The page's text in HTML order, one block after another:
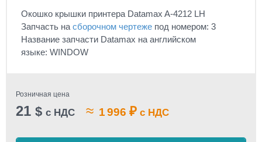
Окошко крышки принтера Datamax A-4212 LH
Запчасть на сборочном чертеже под номером: 3
Название запчасти Datamax на английском
языке: WINDOW
Розничная цена
21 $ с НДС ≈ 1 996 ₽ с НДС